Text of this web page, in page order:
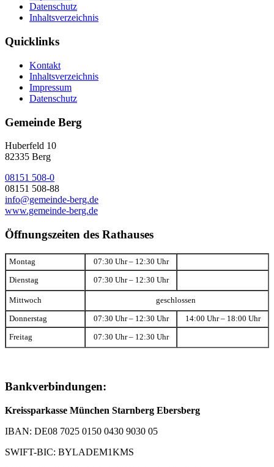
Datenschutz
Inhaltsverzeichnis
Quicklinks
Kontakt
Inhaltsverzeichnis
Impressum
Datenschutz
Gemeinde Berg
Huberfeld 10
82335 Berg
08151 508-0
08151 508-88
info@gemeinde-berg.de
www.gemeinde-berg.de
Öffnungszeiten des Rathauses
Montag 07:30 Uhr – 12:30 Uhr
Dienstag 07:30 Uhr – 12:30 Uhr
Mittwoch geschlossen
Donnerstag 07:30 Uhr – 12:30 Uhr 14:00 Uhr – 18:00 Uhr
Freitag 07:30 Uhr – 12:30 Uhr
Bankverbindungen:
Kreissparkasse München Starnberg Ebersberg
IBAN: DE08 7025 0150 0430 9030 05
SWIFT-BIC: BYLADEM1KMS